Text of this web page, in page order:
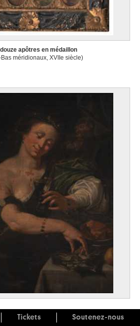
apôtres en médaillon
méridionaux, XVIIe siècle)
méridionaux)
Tickets Soutenez-nous